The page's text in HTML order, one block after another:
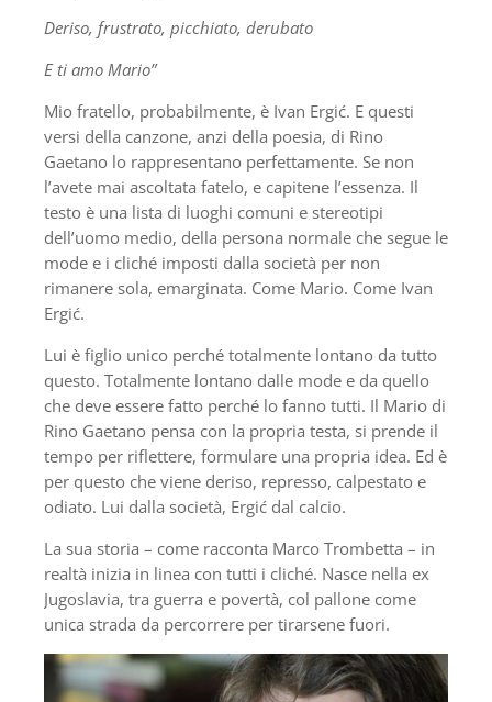
Deriso, frustrato, picchiato, derubato
E ti amo Mario”
Mio fratello, probabilmente, è Ivan Ergić. E questi
versi della canzone, anzi della poesia, di Rino
Gaetano lo rappresentano perfettamente. Se non
l’avete mai ascoltata fatelo, e capitene l’essenza. Il
testo è una lista di luoghi comuni e stereotipi
dell’uomo medio, della persona normale che segue le
mode e i cliché imposti dalla società per non
rimanere sola, emarginata. Come Mario. Come Ivan
Ergić.
Lui è figlio unico perché totalmente lontano da tutto
questo. Totalmente lontano dalle mode e da quello
che deve essere fatto perché lo fanno tutti. Il Mario di
Rino Gaetano pensa con la propria testa, si prende il
tempo per riflettere, formulare una propria idea. Ed è
per questo che viene deriso, represso, calpestato e
odiato. Lui dalla società, Ergić dal calcio.
La sua storia – come racconta Marco Trombetta – in
realtà inizia in linea con tutti i cliché. Nasce nella ex
Jugoslavia, tra guerra e povertà, col pallone come
unica strada da percorrere per tirarsene fuori.